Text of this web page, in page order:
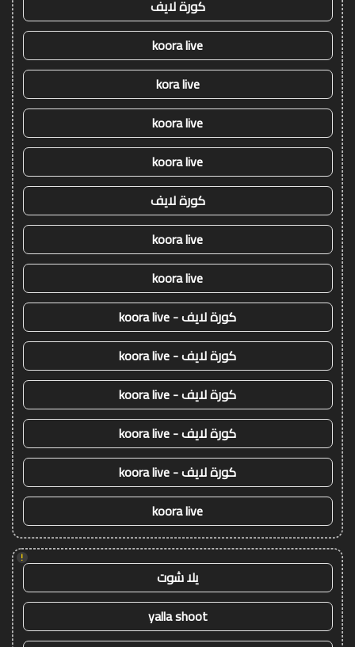
كورة لايف
koora live
kora live
koora live
koora live
كورة لايف
koora live
koora live
كورة لايف - koora live
كورة لايف - koora live
كورة لايف - koora live
كورة لايف - koora live
كورة لايف - koora live
koora live
!
يلا شوت
yalla shoot